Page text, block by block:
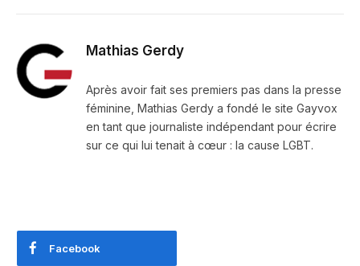
Mathias Gerdy
Après avoir fait ses premiers pas dans la presse
féminine, Mathias Gerdy a fondé le site Gayvox
en tant que journaliste indépendant pour écrire
sur ce qui lui tenait à cœur : la cause LGBT.
Facebook